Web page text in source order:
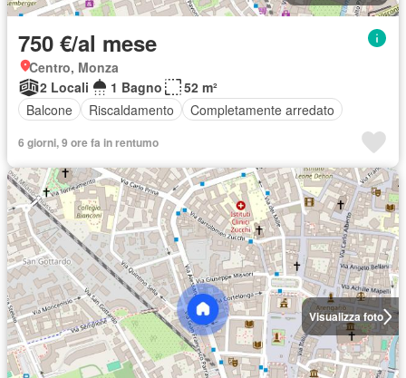
750 €/al mese
Centro, Monza
2 Locali
1 Bagno
52 m²
Balcone
Riscaldamento Completamente arredato
6 giorni, 9 ore fa in rentumo
Visualizza foto